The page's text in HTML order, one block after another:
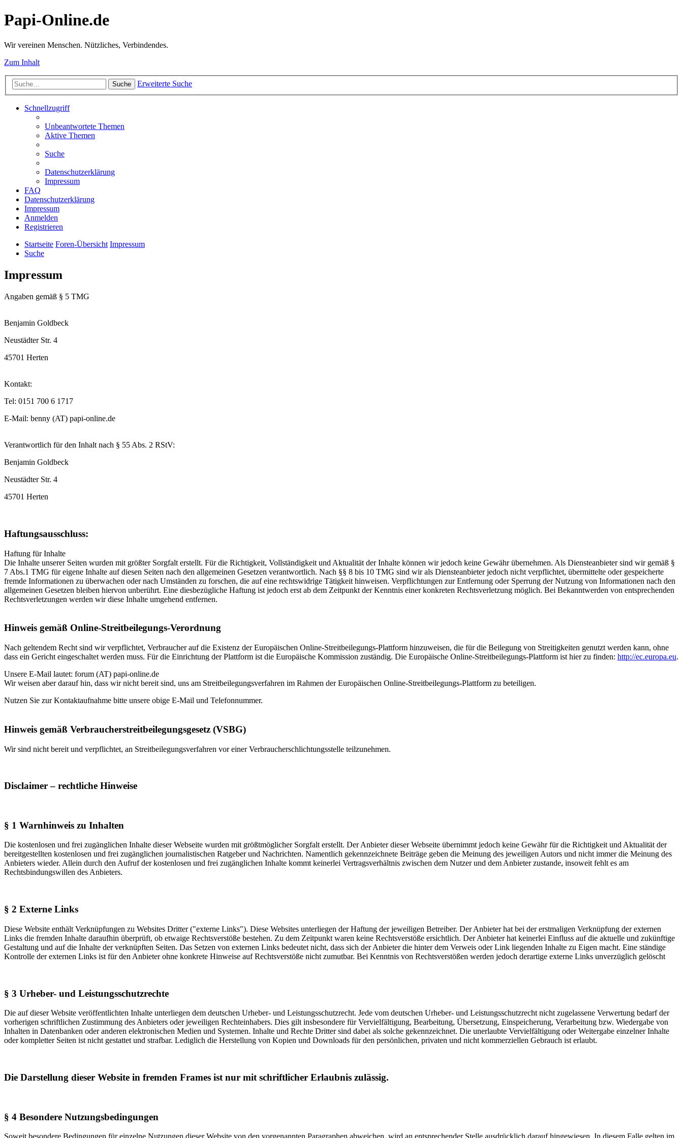
Papi-Online.de
Wir vereinen Menschen. Nützliches, Verbindendes.
Zum Inhalt
Suche Erweiterte Suche
Schnellzugriff
Unbeantwortete Themen
Aktive Themen
Suche
Datenschutzerklärung
Impressum
FAQ
Datenschutzerklärung
Impressum
Anmelden
Registrieren
Startseite Foren-Übersicht Impressum
Suche
Impressum
Angaben gemäß § 5 TMG
Benjamin Goldbeck
Neustädter Str. 4
45701 Herten
Kontakt:
Tel: 0151 700 6 1717
E-Mail: benny (AT) papi-online.de
Verantwortlich für den Inhalt nach § 55 Abs. 2 RStV:
Benjamin Goldbeck
Neustädter Str. 4
45701 Herten
Haftungsausschluss:
Haftung für Inhalte
Die Inhalte unserer Seiten wurden mit größter Sorgfalt erstellt. Für die Richtigkeit, Vollständigkeit und Aktualität der Inhalte können wir jedoch keine Gewähr übernehmen. Als Diensteanbieter sind wir gemäß §
7 Abs.1 TMG für eigene Inhalte auf diesen Seiten nach den allgemeinen Gesetzen verantwortlich. Nach §§ 8 bis 10 TMG sind wir als Diensteanbieter jedoch nicht verpflichtet, übermittelte oder gespeicherte
fremde Informationen zu überwachen oder nach Umständen zu forschen, die auf eine rechtswidrige Tätigkeit hinweisen. Verpflichtungen zur Entfernung oder Sperrung der Nutzung von Informationen nach den
allgemeinen Gesetzen bleiben hiervon unberührt. Eine diesbezügliche Haftung ist jedoch erst ab dem Zeitpunkt der Kenntnis einer konkreten Rechtsverletzung möglich. Bei Bekanntwerden von entsprechenden
Rechtsverletzungen werden wir diese Inhalte umgehend entfernen.
Hinweis gemäß Online-Streitbeilegungs-Verordnung
Nach geltendem Recht sind wir verpflichtet, Verbraucher auf die Existenz der Europäischen Online-Streitbeilegungs-Plattform hinzuweisen, die für die Beilegung von Streitigkeiten genutzt werden kann, ohne
dass ein Gericht eingeschaltet werden muss. Für die Einrichtung der Plattform ist die Europäische Kommission zuständig. Die Europäische Online-Streitbeilegungs-Plattform ist hier zu finden: http://ec.europa.eu.
Unsere E-Mail lautet: forum (AT) papi-online.de
Wir weisen aber darauf hin, dass wir nicht bereit sind, uns am Streitbeilegungsverfahren im Rahmen der Europäischen Online-Streitbeilegungs-Plattform zu beteiligen.
Nutzen Sie zur Kontaktaufnahme bitte unsere obige E-Mail und Telefonnummer.
Hinweis gemäß Verbraucherstreitbeilegungsgesetz (VSBG)
Wir sind nicht bereit und verpflichtet, an Streitbeilegungsverfahren vor einer Verbraucherschlichtungsstelle teilzunehmen.
Disclaimer – rechtliche Hinweise
§ 1 Warnhinweis zu Inhalten
Die kostenlosen und frei zugänglichen Inhalte dieser Webseite wurden mit größtmöglicher Sorgfalt erstellt. Der Anbieter dieser Webseite übernimmt jedoch keine Gewähr für die Richtigkeit und Aktualität der
bereitgestellten kostenlosen und frei zugänglichen journalistischen Ratgeber und Nachrichten. Namentlich gekennzeichnete Beiträge geben die Meinung des jeweiligen Autors und nicht immer die Meinung des
Anbieters wieder. Allein durch den Aufruf der kostenlosen und frei zugänglichen Inhalte kommt keinerlei Vertragsverhältnis zwischen dem Nutzer und dem Anbieter zustande, insoweit fehlt es am
Rechtsbindungswillen des Anbieters.
§ 2 Externe Links
Diese Website enthält Verknüpfungen zu Websites Dritter ("externe Links"). Diese Websites unterliegen der Haftung der jeweiligen Betreiber. Der Anbieter hat bei der erstmaligen Verknüpfung der externen
Links die fremden Inhalte daraufhin überprüft, ob etwaige Rechtsverstöße bestehen. Zu dem Zeitpunkt waren keine Rechtsverstöße ersichtlich. Der Anbieter hat keinerlei Einfluss auf die aktuelle und zukünftige
Gestaltung und auf die Inhalte der verknüpften Seiten. Das Setzen von externen Links bedeutet nicht, dass sich der Anbieter die hinter dem Verweis oder Link liegenden Inhalte zu Eigen macht. Eine ständige
Kontrolle der externen Links ist für den Anbieter ohne konkrete Hinweise auf Rechtsverstöße nicht zumutbar. Bei Kenntnis von Rechtsverstößen werden jedoch derartige externe Links unverzüglich gelöscht
§ 3 Urheber- und Leistungsschutzrechte
Die auf dieser Website veröffentlichten Inhalte unterliegen dem deutschen Urheber- und Leistungsschutzrecht. Jede vom deutschen Urheber- und Leistungsschutzrecht nicht zugelassene Verwertung bedarf der
vorherigen schriftlichen Zustimmung des Anbieters oder jeweiligen Rechteinhabers. Dies gilt insbesondere für Vervielfältigung, Bearbeitung, Übersetzung, Einspeicherung, Verarbeitung bzw. Wiedergabe von
Inhalten in Datenbanken oder anderen elektronischen Medien und Systemen. Inhalte und Rechte Dritter sind dabei als solche gekennzeichnet. Die unerlaubte Vervielfältigung oder Weitergabe einzelner Inhalte
oder kompletter Seiten ist nicht gestattet und strafbar. Lediglich die Herstellung von Kopien und Downloads für den persönlichen, privaten und nicht kommerziellen Gebrauch ist erlaubt.
Die Darstellung dieser Website in fremden Frames ist nur mit schriftlicher Erlaubnis zulässig.
§ 4 Besondere Nutzungsbedingungen